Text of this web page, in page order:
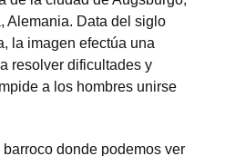
Alemania. Data del siglo
la imagen efectúa una
resolver dificultades y
a los hombres unirse
donde podemos ver